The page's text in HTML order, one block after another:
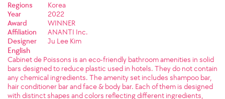
Regions
Korea
Year
2022
Award
WINNER
Affiliation
ANANTI Inc.
Designer
Ju Lee Kim
English
Cabinet de Poissons is an eco-friendly bathroom amenities in solid
bars designed to reduce plastic used in hotels. They do not contain
any chemical ingredients. The amenity set includes shampoo bar,
hair conditioner bar and face & body bar. Each of them is designed
with distinct shapes and colors reflecting different ingredients,